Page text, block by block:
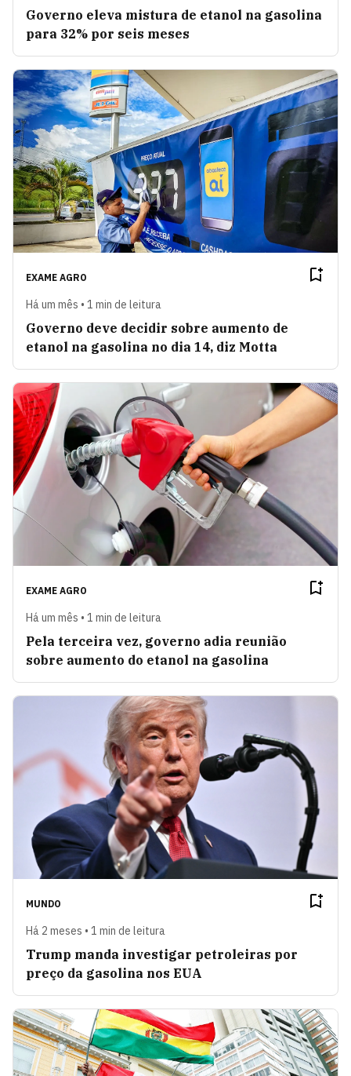
Governo eleva mistura de etanol na gasolina
para 32% por seis meses
EXAME AGRO
Há um mês • 1 min de leitura
Governo deve decidir sobre aumento de
etanol na gasolina no dia 14, diz Motta
EXAME AGRO
Há um mês • 1 min de leitura
Pela terceira vez, governo adia reunião
sobre aumento do etanol na gasolina
MUNDO
Há 2 meses • 1 min de leitura
Trump manda investigar petroleiras por
preço da gasolina nos EUA